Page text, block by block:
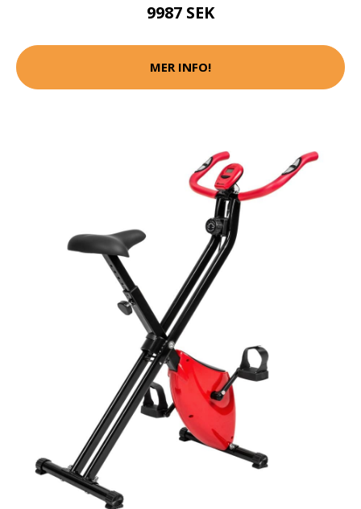
9987 SEK
MER INFO!